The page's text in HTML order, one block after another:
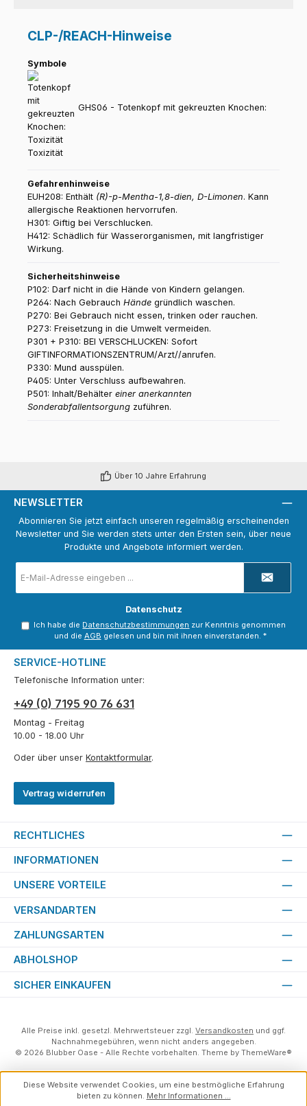
CLP-/REACH-Hinweise
Symbole
GHS06 - Totenkopf mit gekreuzten Knochen:
Toxizität
Gefahrenhinweise
EUH208: Enthält (R)-p-Mentha-1,8-dien, D-Limonen. Kann
allergische Reaktionen hervorrufen.
H301: Giftig bei Verschlucken.
H412: Schädlich für Wasserorganismen, mit langfristiger
Wirkung.
Sicherheitshinweise
P102: Darf nicht in die Hände von Kindern gelangen.
P264: Nach Gebrauch Hände gründlich waschen.
P270: Bei Gebrauch nicht essen, trinken oder rauchen.
P273: Freisetzung in die Umwelt vermeiden.
P301 + P310: BEI VERSCHLUCKEN: Sofort
GIFTINFORMATIONSZENTRUM/Arzt//anrufen.
P330: Mund ausspülen.
P405: Unter Verschluss aufbewahren.
P501: Inhalt/Behälter einer anerkannten
Sonderabfallentsorgung zuführen.
Über 10 Jahre Erfahrung
NEWSLETTER
Abonnieren Sie jetzt einfach unseren regelmäßig erscheinenden
Newsletter und Sie werden stets unter den Ersten sein, über neue
Produkte und Angebote informiert werden.
Mail-
Adresse
Datenschutz
Ich habe die Datenschutzbestimmungen zur Kenntnis genommen
und die AGB gelesen und bin mit ihnen einverstanden. *
SERVICE-HOTLINE
Telefonische Information unter:
+49 (0) 7195 90 76 631
Montag - Freitag
10.00 - 18.00 Uhr
Oder über unser Kontaktformular.
Vertrag widerrufen
RECHTLICHES
INFORMATIONEN
UNSERE VORTEILE
VERSANDARTEN
ZAHLUNGSARTEN
ABHOLSHOP
SICHER EINKAUFEN
Alle Preise inkl. gesetzl. Mehrwertsteuer zzgl. Versandkosten und ggf.
Nachnahmegebühren, wenn nicht anders angegeben.
© 2026 Blubber Oase - Alle Rechte vorbehalten. Theme by ThemeWare®
Diese Website verwendet Cookies, um eine bestmögliche Erfahrung
bieten zu können. Mehr Informationen ...